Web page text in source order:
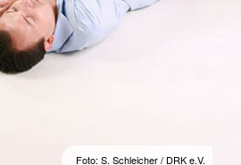
Foto: S. Schleicher / DRK e.V.